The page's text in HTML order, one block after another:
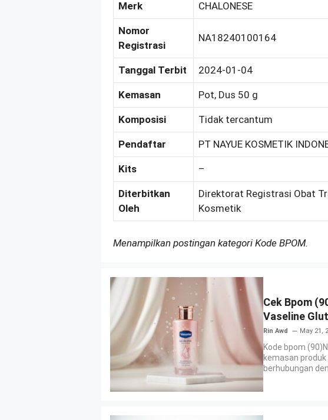
Merk CHALONESE
Nomor
Registrasi
NA18240100164
Tanggal Terbit 2024-01-04
Kemasan Pot, Dus 50 g
Komposisi Tidak tercantum
Pendaftar PT NAYUE KOSMETIK
Kits –
Diterbitkan
Oleh
Direktorat Registrasi Obat
Kosmetik
Menampilkan postingan kategori Kode BPOM.
Cek Bpom
Vaseline
Rin Awd May 21,
Kode bpom
kemasan
berhubungan